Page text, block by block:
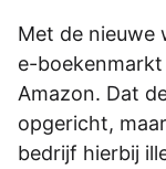
Met de nieuwe
e-
Amazon. Dat
opgericht,
bedrijf hierbij